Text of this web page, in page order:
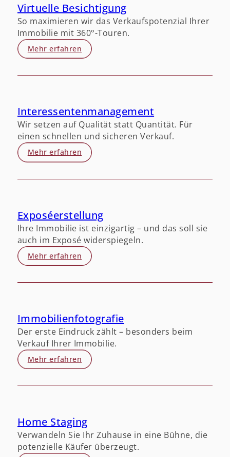
Virtuelle Besichtigung
So maximieren wir das Verkaufspotenzial Ihrer
Immobilie mit 360°-Touren.
Mehr erfahren
Interessentenmanagement
Wir setzen auf Qualität statt Quantität. Für
einen schnellen und sicheren Verkauf.
Mehr erfahren
Exposéerstellung
Ihre Immobilie ist einzigartig – und das soll sie
auch im Exposé widerspiegeln.
Mehr erfahren
Immobilienfotografie
Der erste Eindruck zählt – besonders beim
Verkauf Ihrer Immobilie.
Mehr erfahren
Home Staging
Verwandeln Sie Ihr Zuhause in eine Bühne, die
potenzielle Käufer überzeugt.